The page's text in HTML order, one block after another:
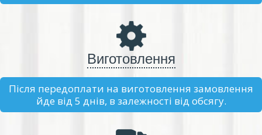
Виготовлення
Після передоплати на виготовлення замовлення
йде від 5 днів, в залежності від обсягу.